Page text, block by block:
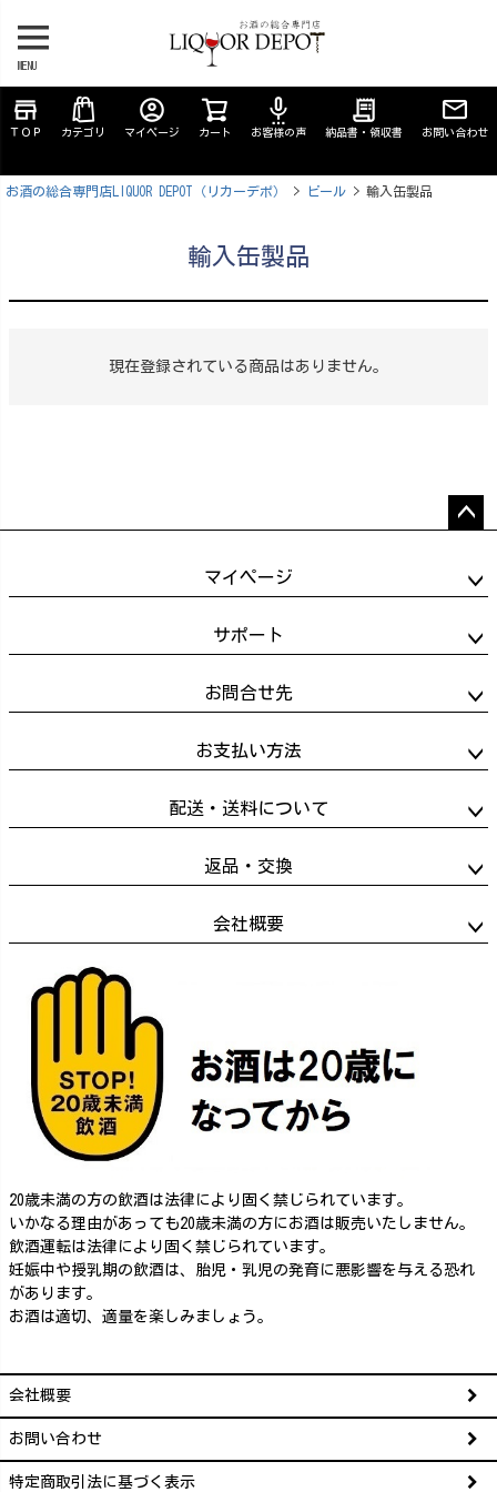
MENU
store
ＴＯＰ カテゴリ
account_circle
マイページ カート
settings_voice
お客様の声
receipt_long
納品書・領収書 お問い合わせ
お酒の総合専門店LIQUOR DEPOT（リカーデポ） ビール 輸入缶製品
輸入缶製品
現在登録されている商品はありません。
ップ
マイページ
サポート
お問合せ先
お支払い方法
配送・送料について
返品・交換
会社概要
20歳未満の方の飲酒は法律により固く禁じられています。
いかなる理由があっても20歳未満の方にお酒は販売いたしません。
飲酒運転は法律により固く禁じられています。
妊娠中や授乳期の飲酒は、胎児・乳児の発育に悪影響を与える恐れ
があります。
お酒は適切、適量を楽しみましょう。
会社概要
お問い合わせ
特定商取引法に基づく表示